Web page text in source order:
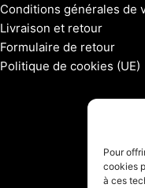
Pour
cookies
à ces
Conditions générales de
Livraison et retour
Formulaire de retour
Politique de cookies (UE)